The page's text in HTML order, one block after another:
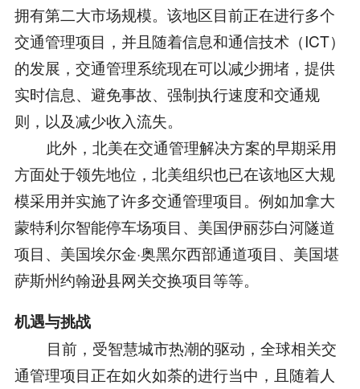
拥有第二大市场规模。该地区目前正在进行多个
交通管理项目，并且随着信息和通信技术（ICT）
的发展，交通管理系统现在可以减少拥堵，提供
实时信息、避免事故、强制执行速度和交通规
则，以及减少收入流失。
此外，北美在交通管理解决方案的早期采用
方面处于领先地位，北美组织也已在该地区大规
模采用并实施了许多交通管理项目。例如加拿大
蒙特利尔智能停车场项目、美国伊丽莎白河隧道
项目、美国埃尔金·奥黑尔西部通道项目、美国堪
萨斯州约翰逊县网关交换项目等等。
机遇与挑战
目前，受智慧城市热潮的驱动，全球相关交
通管理项目正在如火如荼的进行当中，且随着人